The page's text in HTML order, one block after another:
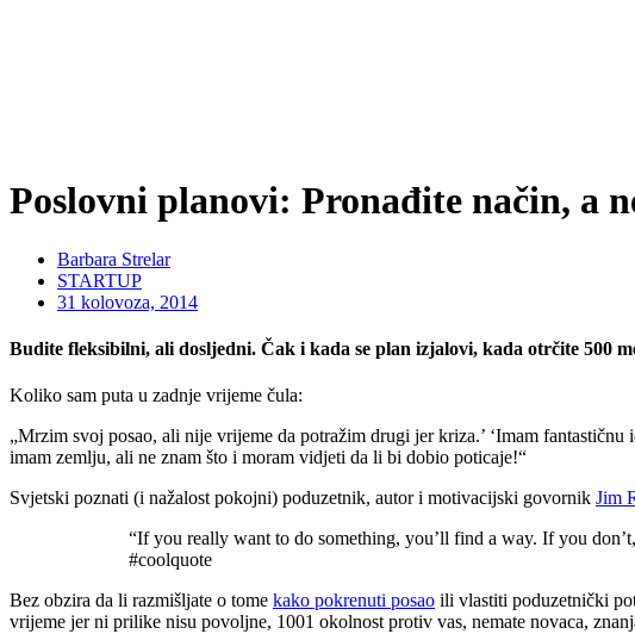
Poslovni planovi: Pronađite način, a
Barbara Strelar
STARTUP
31 kolovoza, 2014
Budite fleksibilni, ali dosljedni. Čak i kada se plan izjalovi, kada otrčite 500
Koliko sam puta u zadnje vrijeme čula:
„Mrzim svoj posao, ali nije vrijeme da potražim drugi jer kriza.’ ‘Imam
imam zemlju, ali ne znam što i moram vidjeti da li bi dobio poticaje!“
Svjetski poznati (i nažalost pokojni) poduzetnik, autor i motivacijski govornik Jim
“If you really want to do something, you’ll find a way. If you
#coolquote
Bez obzira da li razmišljate o tome kako pokrenuti posao ili vlastiti poduzetnički
vrijeme jer ni prilike nisu povoljne, 1001 okolnost protiv vas, nemate novaca,